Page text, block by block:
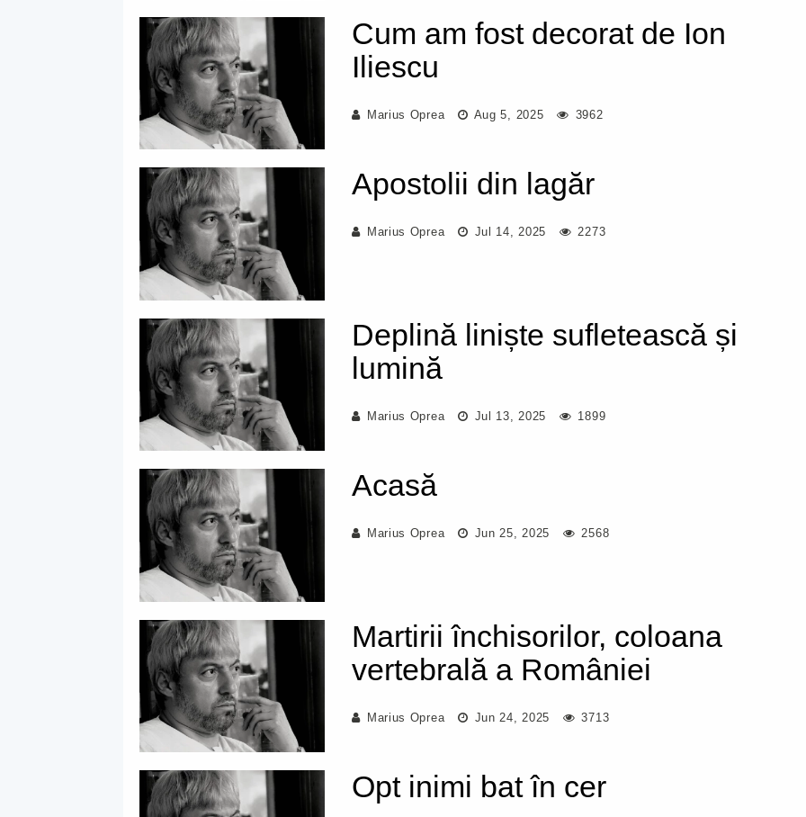
Cum am fost decorat de Ion
Iliescu
Marius Oprea Aug 5, 2025 3962
Apostolii din lagăr
Marius Oprea Jul 14, 2025 2273
Deplină liniște sufletească și
lumină
Marius Oprea Jul 13, 2025 1899
Acasă
Marius Oprea Jun 25, 2025 2568
Martirii închisorilor, coloana
vertebrală a României
Marius Oprea Jun 24, 2025 3713
Opt inimi bat în cer